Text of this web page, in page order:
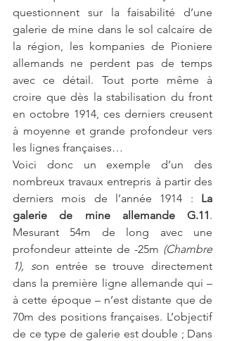
questionnent sur la faisabilité d’une
galerie de mine dans le sol calcaire de
la région, les kompanies de Pioniere
allemands ne perdent pas de temps
avec ce détail. Tout porte même à
croire que dès la stabilisation du front
en octobre 1914, ces derniers creusent
à moyenne et grande profondeur vers
les lignes françaises…
Voici donc un exemple d’un des
nombreux travaux entrepris à partir des
derniers mois de l’année 1914 : La
galerie de mine allemande G.11.
Mesurant 54m de long avec une
profondeur atteinte de -25m (Chambre
1), son entrée se trouve directement
dans la première ligne allemande qui –
à cette époque – n’est distante que de
70m des positions françaises. L’objectif
de ce type de galerie est double ; Dans